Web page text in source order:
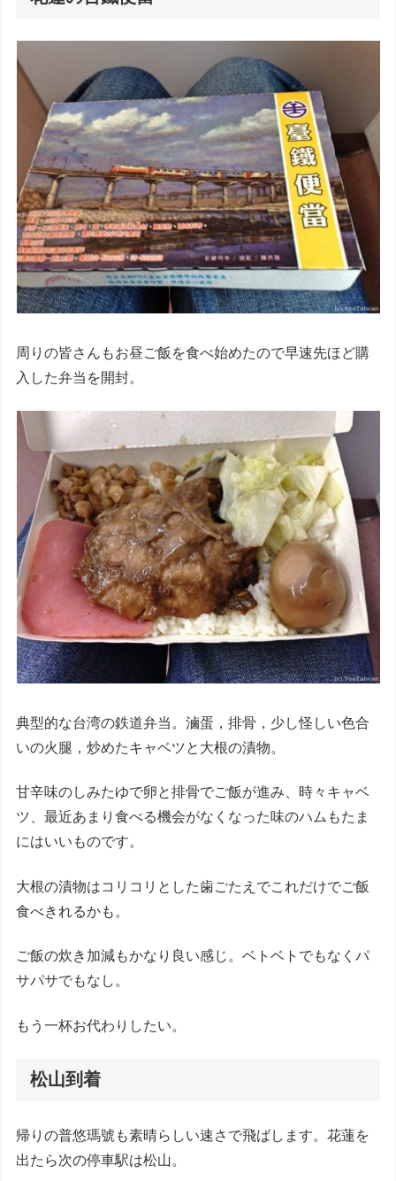
周りの皆さんもお昼ご飯を食べ始めたので早速先ほど購
入した弁当を開封。
典型的な台湾の鉄道弁当。滷蛋，排骨，少し怪しい色合
いの火腿，炒めたキャベツと大根の漬物。
甘辛味のしみたゆで卵と排骨でご飯が進み、時々キャベ
ツ、最近あまり食べる機会がなくなった味のハムもたま
にはいいものです。
大根の漬物はコリコリとした歯ごたえでこれだけでご飯
食べきれるかも。
ご飯の炊き加減もかなり良い感じ。ベトベトでもなくパ
サパサでもなし。
もう一杯お代わりしたい。
松山到着
帰りの普悠瑪號も素晴らしい速さで飛ばします。花蓮を
出たら次の停車駅は松山。